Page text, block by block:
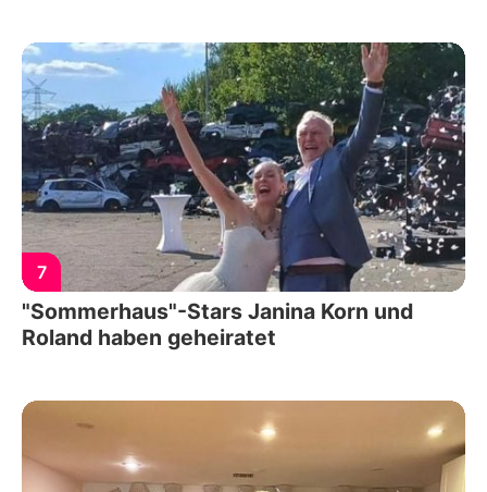
7
"Sommerhaus"-Stars Janina Korn und
Roland haben geheiratet